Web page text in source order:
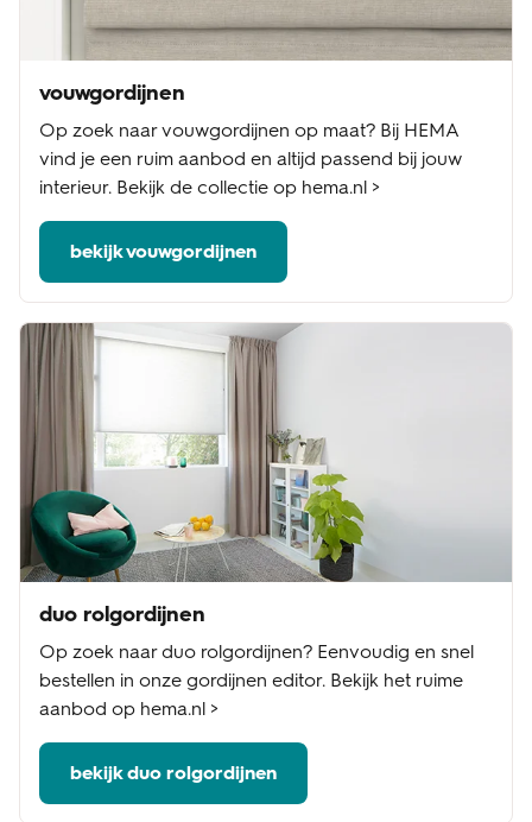
vouwgordijnen
Op zoek naar vouwgordijnen op maat? Bij HEMA
vind je een ruim aanbod en altijd passend bij jouw
interieur. Bekijk de collectie op hema.nl >
bekijk vouwgordijnen
duo rolgordijnen
Op zoek naar duo rolgordijnen? Eenvoudig en snel
bestellen in onze gordijnen editor. Bekijk het ruime
aanbod op hema.nl >
bekijk duo rolgordijnen